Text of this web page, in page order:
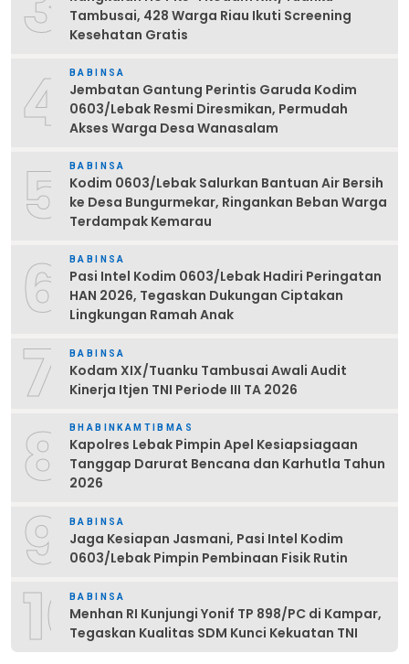
Tambusai, 428 Warga Riau Ikuti Screening
Kesehatan Gratis
4 BABINSA
Jembatan Gantung Perintis Garuda Kodim
0603/Lebak Resmi Diresmikan, Permudah
Akses Warga Desa Wanasalam
5 BABINSA
Kodim 0603/Lebak Salurkan Bantuan Air Bersih
ke Desa Bungurmekar, Ringankan Beban Warga
Terdampak Kemarau
6 BABINSA
Pasi Intel Kodim 0603/Lebak Hadiri Peringatan
HAN 2026, Tegaskan Dukungan Ciptakan
Lingkungan Ramah Anak
7 BABINSA
Kodam XIX/Tuanku Tambusai Awali Audit
Kinerja Itjen TNI Periode III TA 2026
8 BHABINKAMTIBMAS
Kapolres Lebak Pimpin Apel Kesiapsiagaan
Tanggap Darurat Bencana dan Karhutla Tahun
2026
9 BABINSA
Jaga Kesiapan Jasmani, Pasi Intel Kodim
0603/Lebak Pimpin Pembinaan Fisik Rutin
10BABINSA
Menhan RI Kunjungi Yonif TP 898/PC di Kampar,
Tegaskan Kualitas SDM Kunci Kekuatan TNI